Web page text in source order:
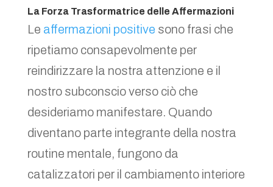
La Forza Trasformatrice delle Affermazioni
Le affermazioni positive sono frasi che
ripetiamo consapevolmente per
reindirizzare la nostra attenzione e il
nostro subconscio verso ciò che
desideriamo manifestare. Quando
diventano parte integrante della nostra
routine mentale, fungono da
catalizzatori per il cambiamento interiore